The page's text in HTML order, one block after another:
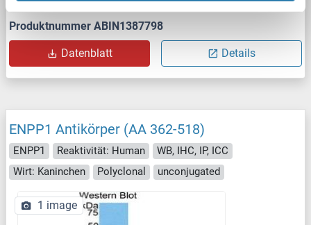
Produktnummer ABIN1387798
Datenblatt Details
ENPP1 Antikörper (AA 362-518)
ENPP1 Reaktivität: Human
WB, IHC, IP, ICC
Wirt: Kaninchen
Polyclonal unconjugated
1 image